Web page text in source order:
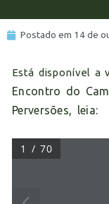
Postado em 14 de
Está disponível a
Encontro do
Perversões, leia:
1 / 70